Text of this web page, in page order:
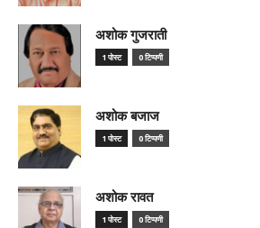
अशोक गुजराती
1 पोस्ट 0 टिप्पणी
अशोक बजाज
1 पोस्ट 0 टिप्पणी
अशोक रावत
1 पोस्ट 0 टिप्पणी